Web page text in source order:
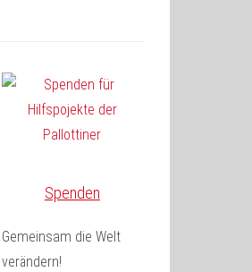
Spenden
Gemeinsam die Welt
verändern!